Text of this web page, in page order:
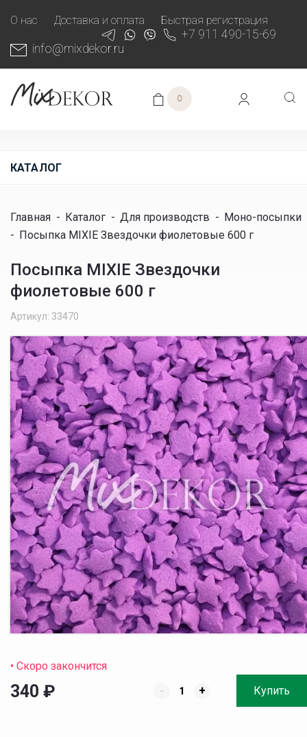
О нас Доставка и оплата Быстрая регистрация
+7 911 490-15-69
info@mixdekor.ru
0
КАТАЛОГ
Главная - Каталог - Для производств - Моно-посыпки
- Посыпка MIXIE Звездочки фиолетовые 600 г
Посыпка MIXIE Звездочки
фиолетовые 600 г
Артикул: 33470
• Скоро закончится
340 ₽ - + Купить